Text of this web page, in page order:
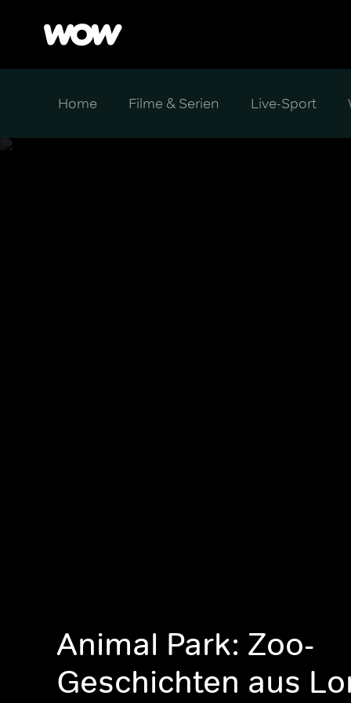
Home Filme & Serien Live-Sport
Animal Park: Zoo-
Geschichten aus